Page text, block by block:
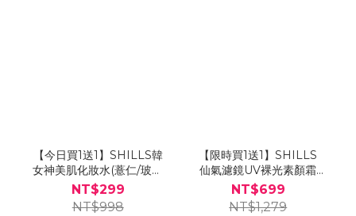
【今日買1送1】SHILLS韓
女神美肌化妝水(薏仁/玻尿
酸/維他命C) *2
NT$299
NT$998
【限時買1送1】SHILLS
仙氣濾鏡UV裸光素顏霜
SPF50★★ 送 防曬凝乳*1
NT$699
NT$1,279